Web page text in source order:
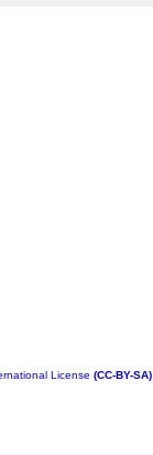
License (CC-BY-SA)